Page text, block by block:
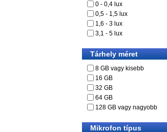
0 - 0,4 lux
0,5 - 1,5 lux
1,6 - 3 lux
3,1 - 5 lux
Tárhely méret
8 GB vagy kisebb
16 GB
32 GB
64 GB
128 GB vagy nagyobb
Mikrofon típus